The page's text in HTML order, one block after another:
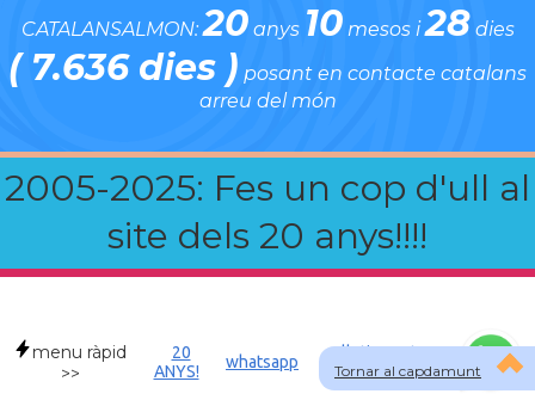
CATALANSALMON:20anys 10mesos i28 dies
( 7.636 dies ) posant en contacte catalans
arreu del món
2005-2025: Fes un cop d'ull al
site dels 20 anys!!!!
Tornar al capdamunt
menu ràpid
>>
20
ANYS!
whatsapp
Allotjament a
FRA